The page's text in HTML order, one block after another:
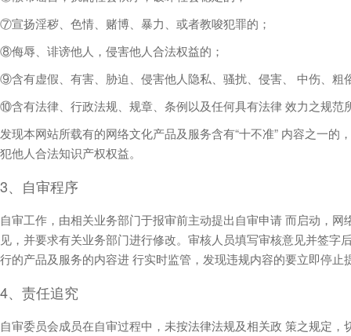
⑦宣扬淫秽、色情、赌博、暴力、或者教唆犯罪的；
⑧侮辱、诽谤他人，侵害他人合法权益的；
⑨含有虚假、有害、胁迫、侵害他人隐私、骚扰、侵害、 中伤、粗
⑩含有法律、行政法规、规章、条例以及任何具有法律 效力之规范
发现本网站所载有的网络文化产品及服务含有“十不准” 内容之一
犯他人合法知识产权权益。
3、自审程序
自审工作，由相关业务部门于报审前主动提出自审申请 而启动，
见，并要求有关业务部门进行修改。审核人员填写审核意见并签
行的产品及服务的内容进 行实时监管，发现违规内容的要立即停
4、责任追究
自审委员会成员在自审过程中，未按法律法规及相关政 策之规定